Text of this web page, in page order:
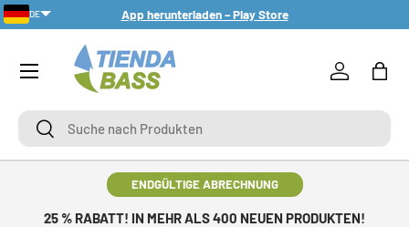
DIREKT ZUM INHALT
App herunterladen – Play Store
SucheSuche
Einloggen
ENDGÜLTIGE ABRECHNUNG
25 % RABATT! IN MEHR ALS 400 NEUEN PRODUKTEN!
DE